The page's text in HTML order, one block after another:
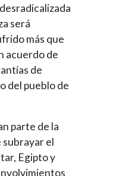
será
más que
acuerdo de
de
del pueblo de
parte de la
el
Egipto y